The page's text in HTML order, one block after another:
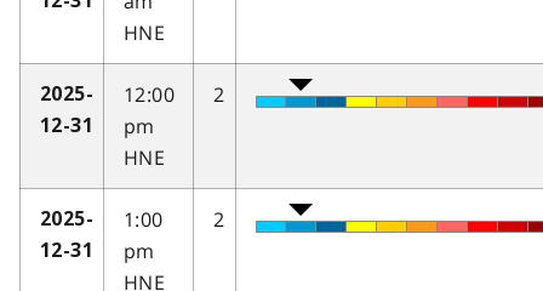
HNE
2025-
12-31
12:00
pm
HNE
2
2025-
12-31
1:00
pm
HNE
2